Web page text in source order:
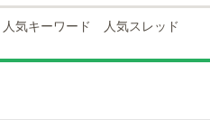
人気キーワード 人気スレッド